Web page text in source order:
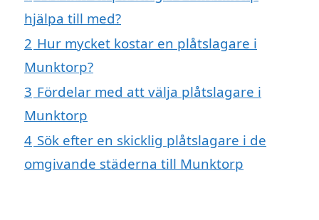
hjälpa till med?
2 Hur mycket kostar en plåtslagare i
Munktorp?
3 Fördelar med att välja plåtslagare i
Munktorp
4 Sök efter en skicklig plåtslagare i de
omgivande städerna till Munktorp